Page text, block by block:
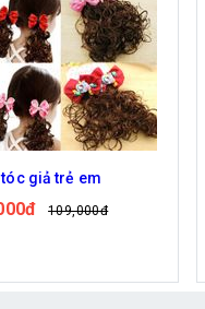
bông tai Hàn Quốc
88,000đ